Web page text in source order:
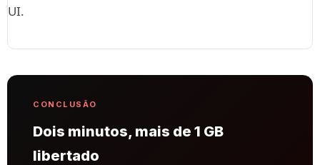
UI.
CONCLUSÃO
Dois minutos, mais de 1 GB
libertado